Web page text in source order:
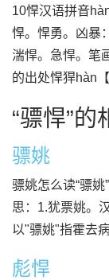
10悍汉语拼音
悍。悍勇。凶暴
湍悍。急悍。笔
的出处悍猂hàn
“骠悍”的
骠姚
骠姚怎么读“骠姚
思：1.犹票姚。
以"骠姚"指霍去病
彪悍